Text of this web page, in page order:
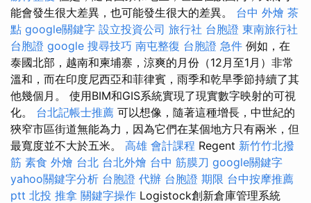
能會發生很大差異，也可能發生很大的差異。 台中 外燴 茶
點 google關鍵字 設立投資公司 旅行社 台胞證 東南旅行社
台胞證 google 搜尋技巧 南屯整復 台胞證 急件 例如，在
泰國北部，越南和柬埔寨，涼爽的月份（12月至1月）非常
溫和，而在印度尼西亞和菲律賓，雨季和乾旱季節持續了其
他幾個月。 使用BIM和GIS系統實現了現實數字映射的可視
化。 台北記帳士推薦 可以想像，隨著這種增長，中世紀的
狹窄市區街道無能為力，因為它們在某個地方只有兩米，但
最寬度並不大於五米。 高雄 會計課程 Regent 新竹竹北撥
筋 素食 外燴 台北 台北外燴 台中 筋膜刀 google關鍵字
yahoo關鍵字分析 台胞證 代辦 台胞證 期限 台中按摩推薦
ptt 北投 推拿 關鍵字操作 Logistock創新倉庫管理系統